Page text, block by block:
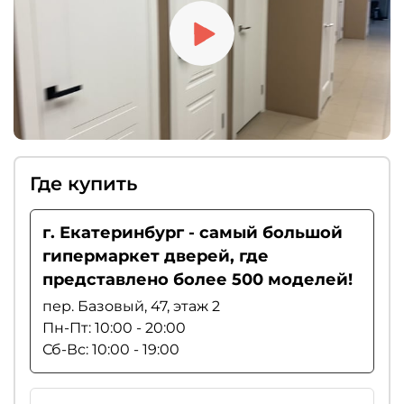
Где купить
г. Екатеринбург - самый большой
гипермаркет дверей, где
представлено более 500 моделей!
пер. Базовый, 47, этаж 2
Пн-Пт: 10:00 - 20:00
Сб-Вс: 10:00 - 19:00